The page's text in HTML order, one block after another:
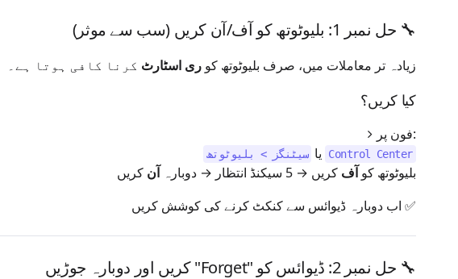
🔧 حل نمبر 1: بلیوٹوتھ کو آف/آن کریں (سب سے موثر)
زیادہ تر معاملات میں، صرف بلیوٹوتھ کوری اسٹارٹ کرنا کافی ہوتا ہے۔
کیا کریں؟
فون پر:
Control Center یا سیٹنگز > بلیوٹوتھ
بلیوٹوتھ کوآف کریں → 5 سیکنڈ انتظار → دوبارہ آن کریں
✅ اب دوبارہ ڈیوائس سے کنکٹ کرنے کی کوشش کریں
🔧 حل نمبر 2: ڈیوائس کو "Forget" کریں اور دوبارہ جوڑیں